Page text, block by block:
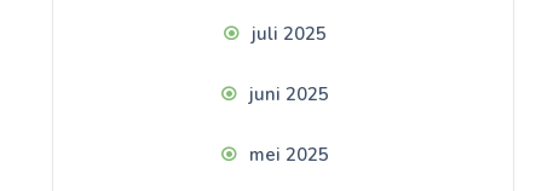
juli 2025
juni 2025
mei 2025